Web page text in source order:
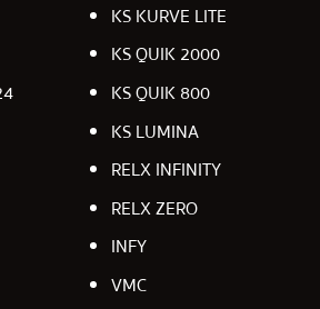
KS KURVE LITE
KS QUIK 2000
KS QUIK 800
KS LUMINA
RELX INFINITY
RELX ZERO
INFY
VMC